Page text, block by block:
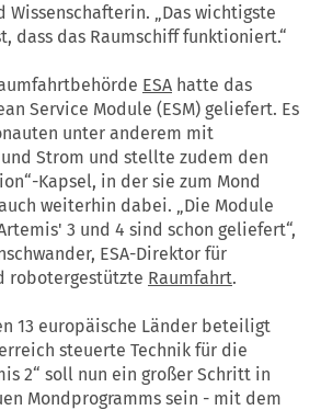
Wissenschafterin. „Das wichtigste
dass das Raumschiff funktioniert.“
ESA hatte das
Service Module (ESM) geliefert. Es
unter anderem mit
und Strom und stellte zudem den
Kapsel, in der sie zum Mond
weiterhin dabei. „Die Module
3 und 4 sind schon geliefert“,
ESA-Direktor für
robotergestützte Raumfahrt.
13 europäische Länder beteiligt
steuerte Technik für die
2“ soll nun ein großer Schritt in
Mondprogramms sein - mit dem